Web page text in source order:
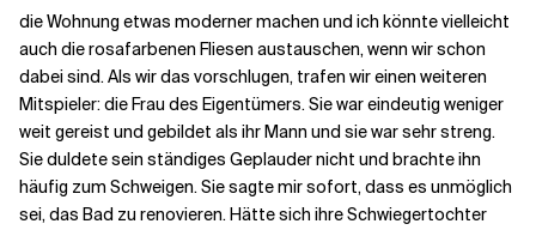
die Wohnung etwas moderner machen und ich könnte vielleicht
auch die rosafarbenen Fliesen austauschen, wenn wir schon
dabei sind. Als wir das vorschlugen, trafen wir einen weiteren
Mitspieler: die Frau des Eigentümers. Sie war eindeutig weniger
weit gereist und gebildet als ihr Mann und sie war sehr streng.
Sie duldete sein ständiges Geplauder nicht und brachte ihn
häufig zum Schweigen. Sie sagte mir sofort, dass es unmöglich
sei, das Bad zu renovieren. Hätte sich ihre Schwiegertochter